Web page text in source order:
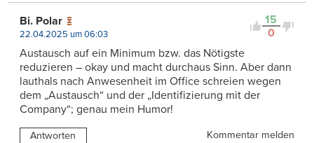
15
0
Bi. Polar
22.04.2025 um 06:03
Austausch auf ein Minimum bzw. das Nötigste
reduzieren – okay und macht durchaus Sinn. Aber dann
lauthals nach Anwesenheit im Office schreien wegen
dem „Austausch“ und der „Identifizierung mit der
Company“; genau mein Humor!
Antworten Kommentar melden